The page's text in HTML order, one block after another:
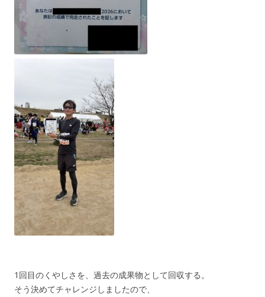
1回目のくやしさを、過去の成果物として回収する。
そう決めてチャレンジしましたので、